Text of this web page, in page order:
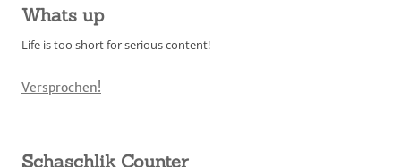
Whats up
Life is too short for serious content!
Versprochen!
Schaschlik Counter